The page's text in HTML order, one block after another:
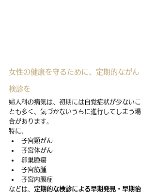
女性の健康を守るために、定期的ながん
検診を
婦人科の病気は、初期には自覚症状が少ないこ
とも多く、気づかないうちに進行してしまう場
合があります。
特に、
子宮頸がん
子宮体がん
卵巣腫瘍
子宮筋腫
子宮内膜症
などは、 定期的な検診による早期発見・早期治